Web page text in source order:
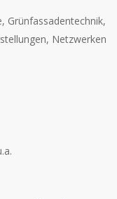
Grünfassadentechnik,
Netzwerken